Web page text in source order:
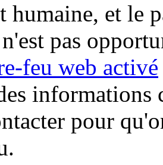
humaine, et le
pas
feu web activé
informations
pour